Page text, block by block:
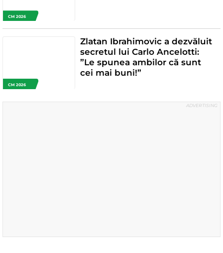
CM 2026
CM 2026
Zlatan Ibrahimovic a dezvăluit
secretul lui Carlo Ancelotti:
”Le spunea ambilor că sunt
cei mai buni!”